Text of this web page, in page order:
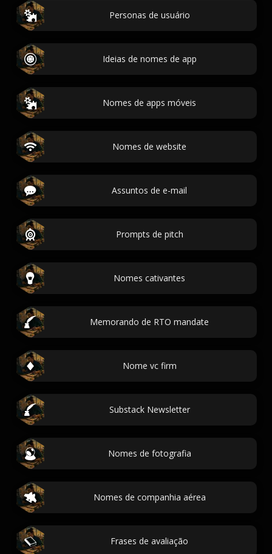
Personas de usuário
Ideias de nomes de app
Nomes de apps móveis
Nomes de website
Assuntos de e-mail
Prompts de pitch
Nomes cativantes
Memorando de RTO mandate
Nome vc firm
Substack Newsletter
Nomes de fotografia
Nomes de companhia aérea
Frases de avaliação